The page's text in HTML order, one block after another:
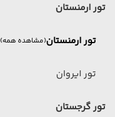
تور ارمنستان
تور ارمنستان(مشاهده همه)
تور ایروان
تور گرجستان